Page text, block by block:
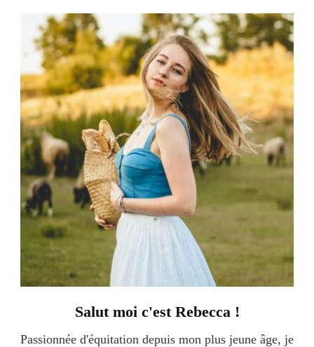
Salut moi c'est Rebecca !
Passionnée d'équitation depuis mon plus jeune âge, je